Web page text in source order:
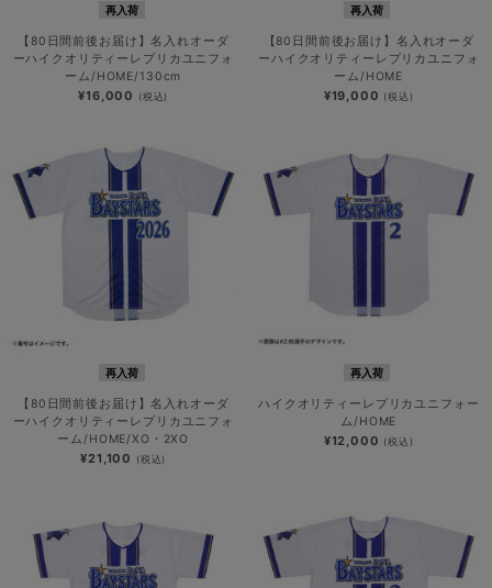
再入荷
【80日間前後お届け】名入れオーダ
ーハイクオリティーレプリカユニフォ
ーム/HOME/130cm
¥16,000 (税込)
再入荷
【80日間前後お届け】名入れオーダ
ーハイクオリティーレプリカユニフォ
ーム/HOME
¥19,000 (税込)
再入荷
【80日間前後お届け】名入れオーダ
ーハイクオリティーレプリカユニフォ
ーム/HOME/XO・2XO
¥21,100 (税込)
再入荷
ハイクオリティーレプリカユニフォー
ム/HOME
¥12,000 (税込)